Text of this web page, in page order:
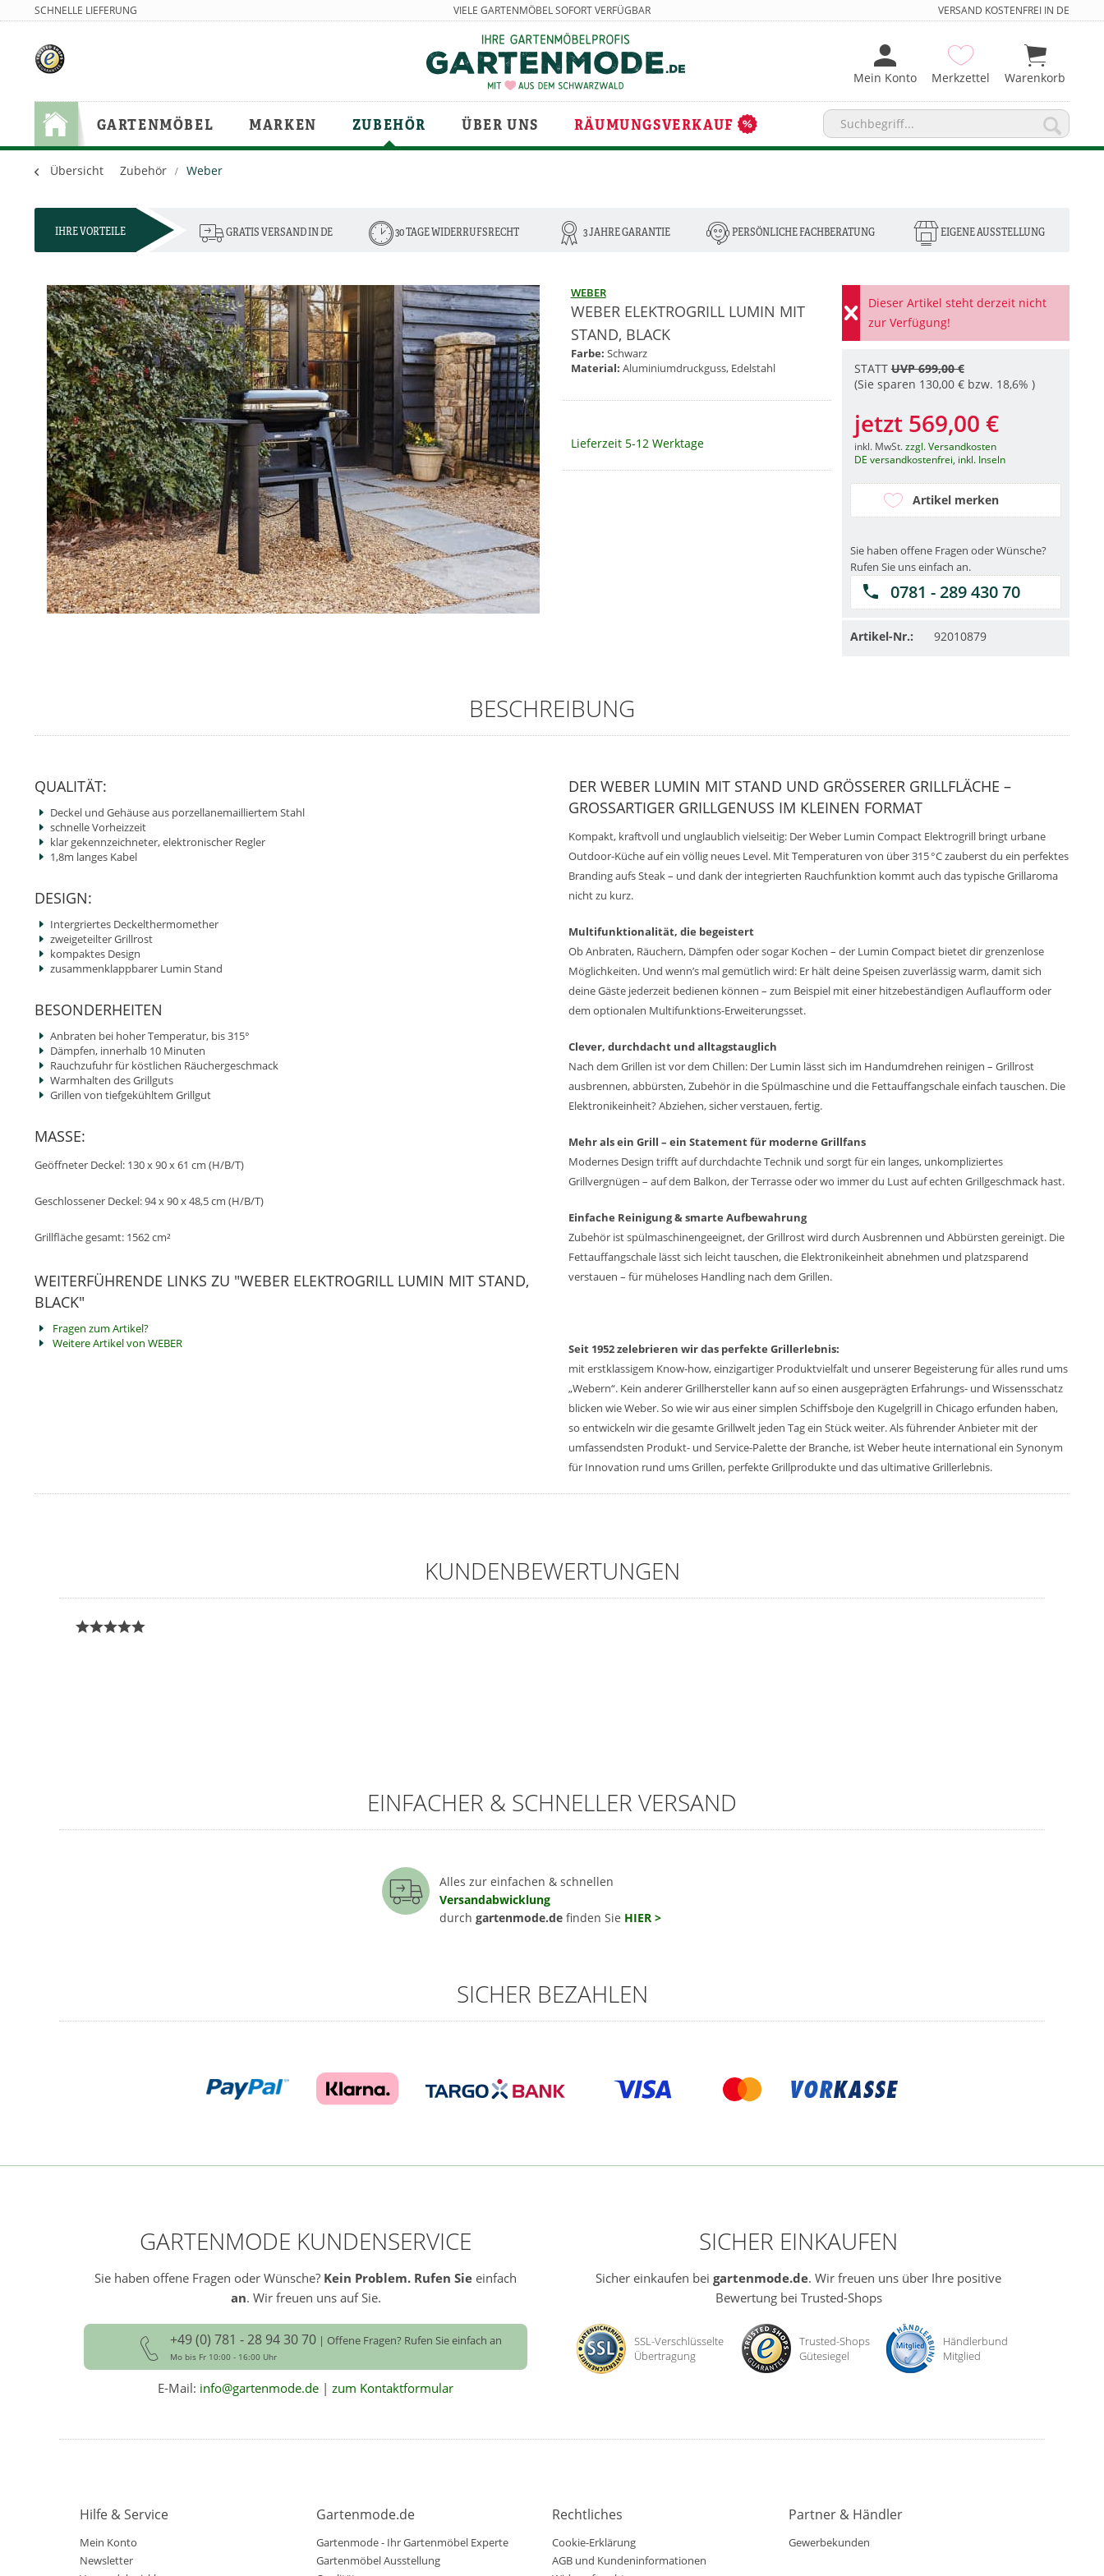
SCHNELLE LIEFERUNG VIELE GARTENMÖBEL SOFORT VERFÜGBAR VERSAND KOSTENFREI IN DE
Mein Konto Merkzettel Warenkorb
GARTENMÖBEL MARKEN ZUBEHÖR ÜBER UNS RÄUMUNGSVERKAUF
Übersicht Zubehör Weber
IHRE VORTEILE GRATIS VERSAND IN DE 30 TAGE WIDERRUFSRECHT 3 JAHRE GARANTIE PERSÖNLICHE FACHBERATUNG EIGENE AUSSTELLUNG
WEBER
WEBER ELEKTROGRILL LUMIN MIT
STAND, BLACK
Farbe: Schwarz
Material: Aluminiumdruckguss, Edelstahl
Lieferzeit 5-12 Werktage
Dieser Artikel steht derzeit nicht
zur Verfügung!
STATTUVP 699,00 €
(Sie sparen 130,00 € bzw. 18,6% )
jetzt 569,00 €
inkl. MwSt.zzgl. Versandkosten
DE versandkostenfrei, inkl. Inseln
Artikel merken
Sie haben offene Fragen oder Wünsche?
Rufen Sie uns einfach an.
0781 - 289 430 70
Artikel-Nr.: 92010879
BESCHREIBUNG
QUALITÄT:
Deckel und Gehäuse aus porzellanemailliertem Stahl
schnelle Vorheizzeit
klar gekennzeichneter, elektronischer Regler
1,8m langes Kabel
DESIGN:
Intergriertes Deckelthermomether
zweigeteilter Grillrost
kompaktes Design
zusammenklappbarer Lumin Stand
BESONDERHEITEN
Anbraten bei hoher Temperatur, bis 315°
Dämpfen, innerhalb 10 Minuten
Rauchzufuhr für köstlichen Räuchergeschmack
Warmhalten des Grillguts
Grillen von tiefgekühltem Grillgut
MASSE:
Geöffneter Deckel: 130 x 90 x 61 cm (H/B/T)
Geschlossener Deckel: 94 x 90 x 48,5 cm (H/B/T)
Grillfläche gesamt: 1562 cm²
WEITERFÜHRENDE LINKS ZU "WEBER ELEKTROGRILL LUMIN MIT STAND,
BLACK"
Fragen zum Artikel?
Weitere Artikel von WEBER
DER WEBER LUMIN MIT STAND UND GRÖSSERER GRILLFLÄCHE – G
ROSSARTIGER GRILLGENUSS IM KLEINEN FORMAT
Kompakt, kraftvoll und unglaublich vielseitig: Der Weber Lumin Compact Elektrogrill bringt urbane
Outdoor-Küche auf ein völlig neues Level. Mit Temperaturen von über 315 °C zauberst du ein perfektes
Branding aufs Steak – und dank der integrierten Rauchfunktion kommt auch das typische Grillaroma
nicht zu kurz.
Multifunktionalität, die begeistert
Ob Anbraten, Räuchern, Dämpfen oder sogar Kochen – der Lumin Compact bietet dir grenzenlose
Möglichkeiten. Und wenn’s mal gemütlich wird: Er hält deine Speisen zuverlässig warm, damit sich
deine Gäste jederzeit bedienen können – zum Beispiel mit einer hitzebeständigen Auflaufform oder
dem optionalen Multifunktions-Erweiterungsset.
Clever, durchdacht und alltagstauglich
Nach dem Grillen ist vor dem Chillen: Der Lumin lässt sich im Handumdrehen reinigen – Grillrost
ausbrennen, abbürsten, Zubehör in die Spülmaschine und die Fettauffangschale einfach tauschen. Die
Elektronikeinheit? Abziehen, sicher verstauen, fertig.
Mehr als ein Grill – ein Statement für moderne Grillfans
Modernes Design trifft auf durchdachte Technik und sorgt für ein langes, unkompliziertes
Grillvergnügen – auf dem Balkon, der Terrasse oder wo immer du Lust auf echten Grillgeschmack hast.
Einfache Reinigung & smarte Aufbewahrung
Zubehör ist spülmaschinengeeignet, der Grillrost wird durch Ausbrennen und Abbürsten gereinigt. Die
Fettauffangschale lässt sich leicht tauschen, die Elektronikeinheit abnehmen und platzsparend
verstauen – für müheloses Handling nach dem Grillen.
Seit 1952 zelebrieren wir das perfekte Grillerlebnis:
mit erstklassigem Know-how, einzigartiger Produktvielfalt und unserer Begeisterung für alles rund ums
„Webern“. Kein anderer Grillhersteller kann auf so einen ausgeprägten Erfahrungs- und Wissensschatz
blicken wie Weber. So wie wir aus einer simplen Schiffsboje den Kugelgrill in Chicago erfunden haben,
so entwickeln wir die gesamte Grillwelt jeden Tag ein Stück weiter. Als führender Anbieter mit der
umfassendsten Produkt- und Service-Palette der Branche, ist Weber heute international ein Synonym
für Innovation rund ums Grillen, perfekte Grillprodukte und das ultimative Grillerlebnis.
KUNDENBEWERTUNGEN
EINFACHER & SCHNELLER VERSAND
Alles zur einfachen & schnellen
Versandabwicklung
durch gartenmode.de finden Sie HIER >
SICHER BEZAHLEN
GARTENMODE KUNDENSERVICE
Sie haben offene Fragen oder Wünsche? Kein Problem. Rufen Sie einfach
an. Wir freuen uns auf Sie.
+49 (0) 781 - 28 94 30 70 | Offene Fragen? Rufen Sie einfach an
Mo bis Fr 10:00 - 16:00 Uhr
E-Mail: info@gartenmode.de | zum Kontaktformular
SICHER EINKAUFEN
Sicher einkaufen bei gartenmode.de. Wir freuen uns über Ihre positive
Bewertung bei Trusted-Shops
SSL-Verschlüsselte
Übertragung
Trusted-Shops
Gütesiegel
Händlerbund
Mitglied
Hilfe & Service
Mein Konto
Newsletter
Gartenmode.de
Gartenmode - Ihr Gartenmöbel Experte
Gartenmöbel Ausstellung
Rechtliches
Cookie-Erklärung
AGB und Kundeninformationen
Partner & Händler
Gewerbekunden